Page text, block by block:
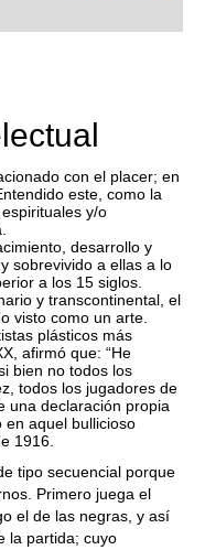
con el placer; en
este, como la
y/o
desarrollo y
sobrevivido a ellas a lo
a los 15 siglos.
y transcontinental, el
visto como un arte.
plásticos más
afirmó que: “He
bien no todos los
todos los jugadores de
una declaración propia
aquel bullicioso
1916.
tipo secuencial porque
Primero juega el
el de las negras, y así
la partida; cuyo